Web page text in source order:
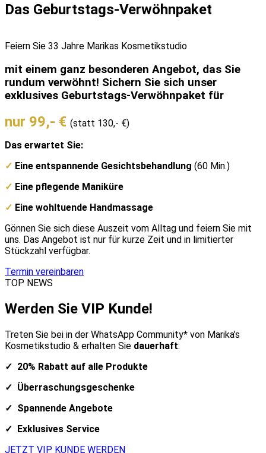
Das Geburtstags-Verwöhnpaket
Feiern Sie 33 Jahre Marikas Kosmetikstudio
mit einem ganz besonderen Angebot, das Sie
rundum verwöhnt! Sichern Sie sich unser
exklusives Geburtstags-Verwöhnpaket für
nur 99,- € (statt 130,- €)
Das erwartet Sie:
✓ Eine entspannende Gesichtsbehandlung (60 Min.)
✓ Eine pflegende Maniküre
✓ Eine wohltuende Handmassage
Gönnen Sie sich diese Auszeit vom Alltag und feiern Sie mit
uns. Das Angebot ist nur für kurze Zeit und in limitierter
Stückzahl verfügbar.
Termin vereinbaren
TOP NEWS
Werden Sie VIP Kunde!
Treten Sie bei in der WhatsApp Community* von Marika’s
Kosmetikstudio & erhalten Sie dauerhaft:
✓ 20% Rabatt auf alle Produkte
✓ Überraschungsgeschenke
✓ Spannende Angebote
✓ Exklusives Service
JETZT VIP KUNDE WERDEN